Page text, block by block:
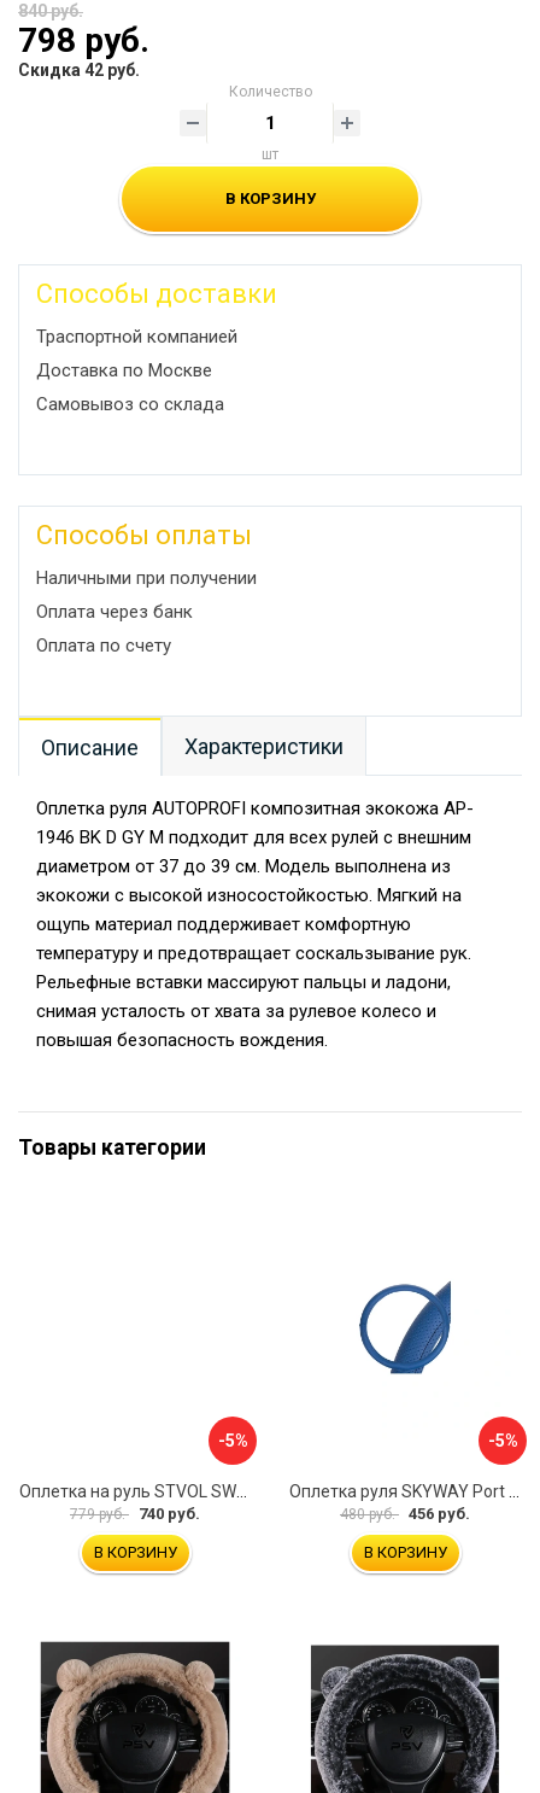
840 руб.
798 руб.
Скидка 42 руб.
Количество
шт
В КОРЗИНУ
Способы доставки
Траспортной компанией
Доставка по Москве
Самовывоз со склада
Способы оплаты
Наличными при получении
Оплата через банк
Оплата по счету
Описание Характеристики
Оплетка руля AUTOPROFI композитная экокожа AP-
1946 BK D GY M подходит для всех рулей с внешним
диаметром от 37 до 39 см. Модель выполнена из
экокожи с высокой износостойкостью. Мягкий на
ощупь материал поддерживает комфортную
температуру и предотвращает соскальзывание рук.
Рельефные вставки массируют пальцы и ладони,
снимая усталость от хвата за рулевое колесо и
повышая безопасность вождения.
Товары категории
-5%
779 руб. 740 руб.
В КОРЗИНУ
-5%
480 руб. 456 руб.
В КОРЗИНУ